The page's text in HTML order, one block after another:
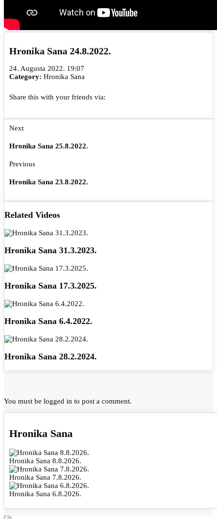
Hronika Sana 24.8.2022.
24. Augusta 2022. 19:07
Category: Hronika Sana
Share this with your friends via:
Next
Hronika Sana 25.8.2022.
Previous
Hronika Sana 23.8.2022.
Related Videos
Hronika Sana 31.3.2023.
Hronika Sana 17.3.2025.
Hronika Sana 6.4.2022.
Hronika Sana 28.2.2024.
You must be logged in to post a comment.
Hronika Sana
Hronika Sana 8.8.2026.
Hronika Sana 7.8.2026.
Hronika Sana 6.8.2026.